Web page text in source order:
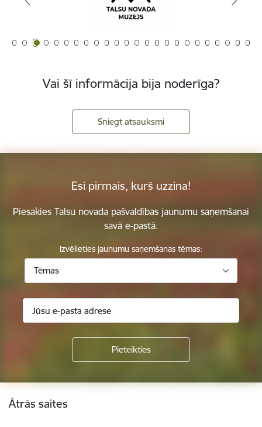
Vai šī informācija bija noderīga?
Sniegt atsauksmi
Esi pirmais, kurš uzzina!
Piesakies Talsu novada pašvaldības jaunumu saņemšanai
savā e-pastā.
Izvēlieties jaunumu saņemšanas tēmas:
Tēmas
Kājene
Ātrās saites